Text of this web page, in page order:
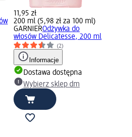
11,95 zł
200 ml (5,98 zł za 100 ml)
GARNIEROdżywka do
włosów Delicatesse, 200 ml
(2)
Informacje
Dostawa dostępna
Wybierz sklep dm